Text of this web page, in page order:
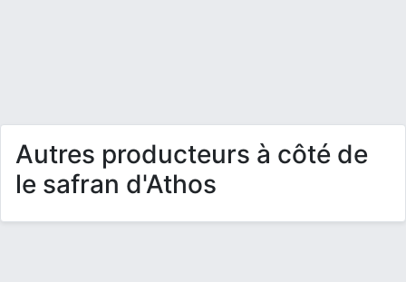
Autres producteurs à côté de
le safran d'Athos